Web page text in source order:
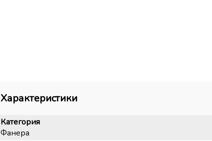
Характеристики
Категория
Фанера